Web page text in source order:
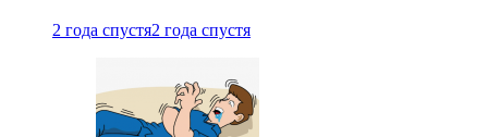
2 года спустя2 года спустя